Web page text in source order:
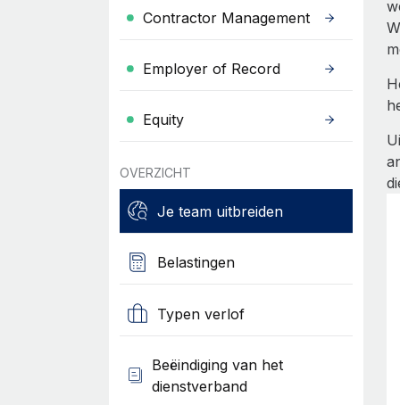
Contractor Management
Employer of Record
Equity
OVERZICHT
Je team uitbreiden
Belastingen
Typen verlof
Beëindiging van het
dienstverband